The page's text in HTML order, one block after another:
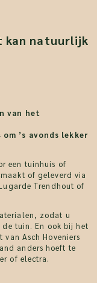
kan natuurlijk
van het
’s avonds lekker
een tuinhuis of
of geleverd via
Trendhout of
zodat u
tuin. En ook bij het
Asch Hoveniers
anders hoeft te
of electra.